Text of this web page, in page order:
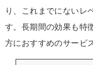
り、これまでにないレ
す。長期間の効果も特
方におすすめのサービ